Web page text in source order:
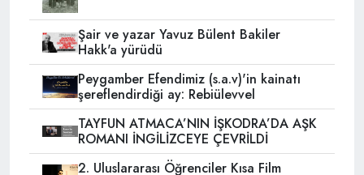
Şair ve yazar Yavuz Bülent Bakiler
Hakk'a yürüdü
Peygamber Efendimiz (s.a.v)'in kainatı
şereflendirdiği ay: Rebiülevvel
TAYFUN ATMACA’NIN İŞKODRA’DA AŞK
ROMANI İNGİLİZCEYE ÇEVRİLDİ
2. Uluslararası Öğrenciler Kısa Film